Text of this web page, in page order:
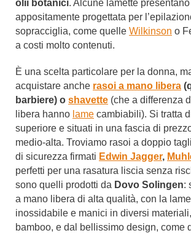
olii botanici. Alcune lamette
appositamente progettata per
sopracciglia, come quelle Wilkinson o
a costi molto contenuti.
È una scelta particolare per la donna,
acquistare anche rasoi a mano libera
barbiere) o shavette (che a differenza
libera hanno lame cambiabili). Si tratta
superiore e situati in una fascia di
medio-alta. Troviamo rasoi a doppio
di sicurezza firmati Edwin Jagger,
perfetti per una rasatura liscia senza
sono quelli prodotti da Dovo Solingen:
a mano libera di alta qualità, con la
inossidabile e manici in diversi
bamboo, e dal bellissimo design, come